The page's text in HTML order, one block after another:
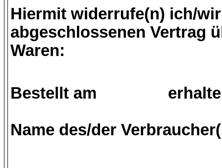
Hiermit widerrufe(n) ich/
abgeschlossenen Vertrag
Waren:
Bestellt am
Name des/der